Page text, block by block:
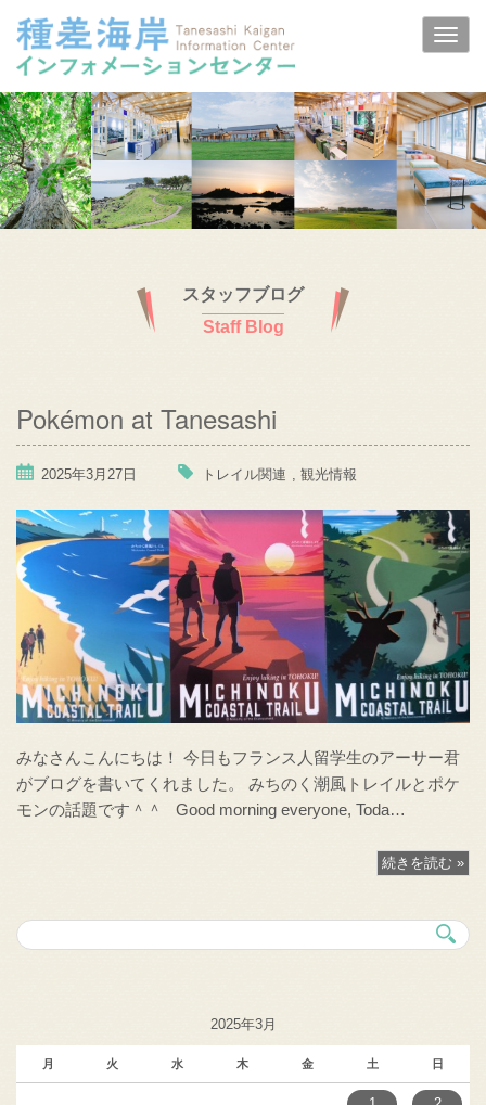
スタッフブログ
Staff Blog
Pokémon at Tanesashi
2025年3月27日 トレイル関連 , 観光情報
みなさんこんにちは！ 今日もフランス人留学生のアーサー君
がブログを書いてくれました。 みちのく潮風トレイルとポケ
モンの話題です＾＾ Good morning everyone, Toda…
続きを読む »
2025年3月
月 火 水 木 金 土 日